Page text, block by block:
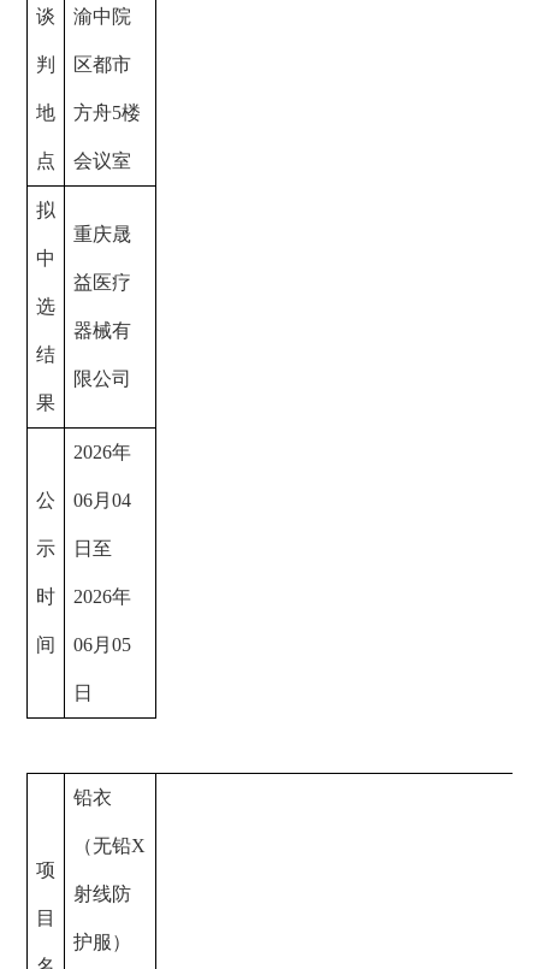
谈
判
地
点
渝中院
区都市
方舟5楼
会议室
拟
中
选
结
果
重庆晟
益医疗
器械有
限公司
公
示
时
间
2026年
06月04
日至
2026年
06月05
日
项
目
铅衣
（无铅X
射线防
护服）